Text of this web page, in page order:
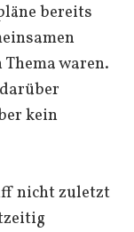
bereits
waren.
kein
nicht zuletzt